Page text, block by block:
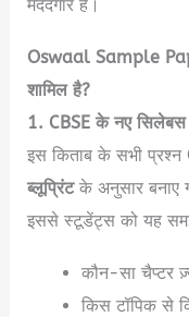
मददगार है।
Oswaal Sample
शामिल है?
1. CBSE के नए सिलेबस
इस किताब के सभी प्रश्न
ब्लूप्रिंटके अनुसार बनाए
इससे स्टूडेंट्स को यह
कौन-सा चैप्टर
किस टॉपिक से